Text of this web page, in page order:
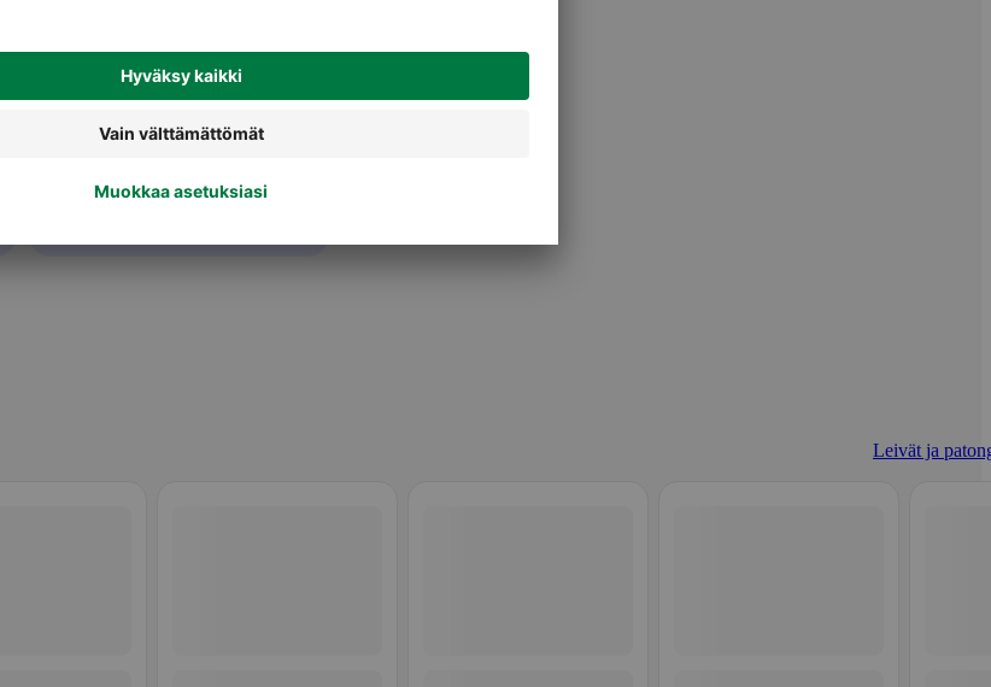
Leivät ja patongit
Leivät ja